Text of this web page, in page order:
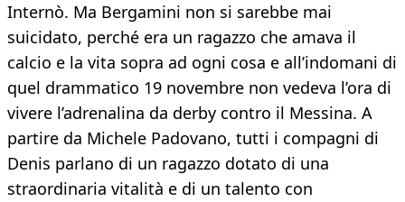
Internò. Ma Bergamini non si sarebbe mai
suicidato, perché era un ragazzo che amava il
calcio e la vita sopra ad ogni cosa e all’indomani di
quel drammatico 19 novembre non vedeva l’ora di
vivere l’adrenalina da derby contro il Messina. A
partire da Michele Padovano, tutti i compagni di
Denis parlano di un ragazzo dotato di una
straordinaria vitalità e di un talento con